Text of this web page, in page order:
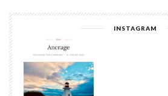
INSTAGRAM